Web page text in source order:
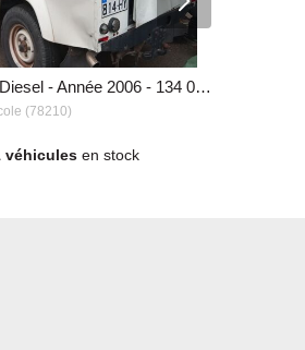
4x4 - SUV - Diesel - Année 2006 - 134 000 km, 19 999 €
(78210)
véhiculesen stock